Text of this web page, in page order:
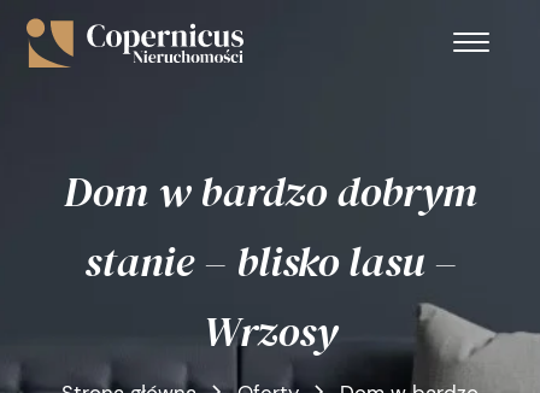
Dom w bardzo dobrym
stanie – blisko lasu –
Wrzosy